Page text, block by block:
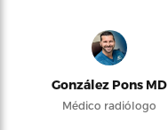
González Pons MD
Médico radiólogo